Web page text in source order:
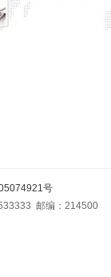
号
邮编：214500